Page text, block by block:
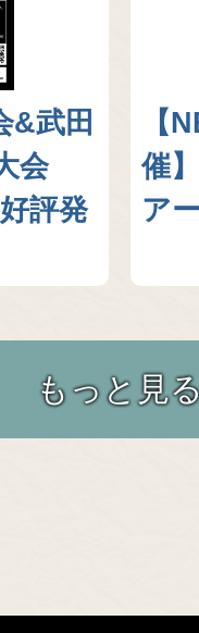
&武田
会
評発
【
催
ア
もっと見